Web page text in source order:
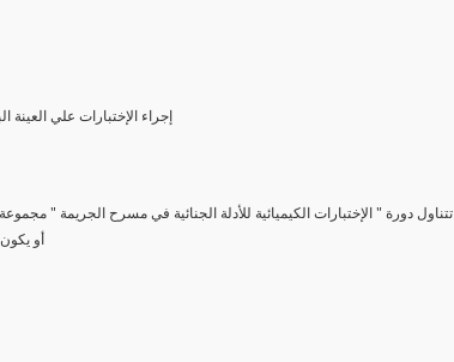
( إجراء الإختبارات علي
تتناول دورة " الإختبارات الكيميائية للأدلة الجنائية في مسرح الجريمة "
أو